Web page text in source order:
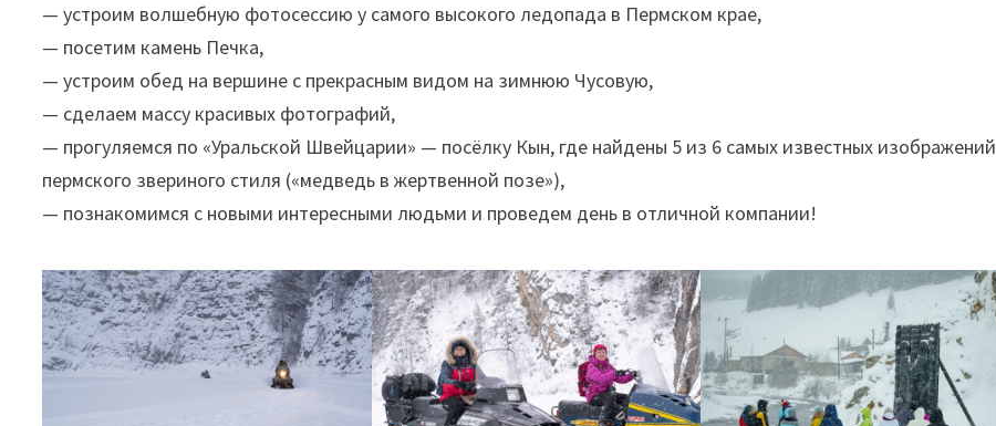
— устроим волшебную фотосессию у самого высокого ледопада в Пермском крае,
— посетим камень Печка,
— устроим обед на вершине с прекрасным видом на зимнюю Чусовую,
— сделаем массу красивых фотографий,
— прогуляемся по «Уральской Швейцарии» — посёлку Кын, где найдены 5 из 6 самых известных изображений
пермского звериного стиля («медведь в жертвенной позе»),
— познакомимся с новыми интересными людьми и проведем день в отличной компании!